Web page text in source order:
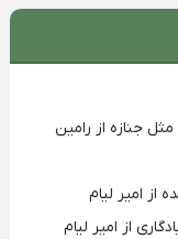
جنازه از رامین
از امیر لیام
از امیر لیام